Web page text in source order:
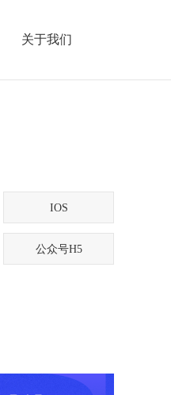
关于我们
IOS
公众号H5